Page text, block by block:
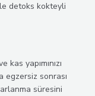
detoks kokteyli
yapımınızı
egzersiz sonrası
süresini